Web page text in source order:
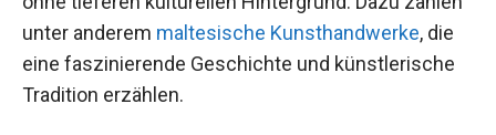
unter anderem maltesische Kunsthandwerke, die
eine faszinierende Geschichte und künstlerische
Tradition erzählen.